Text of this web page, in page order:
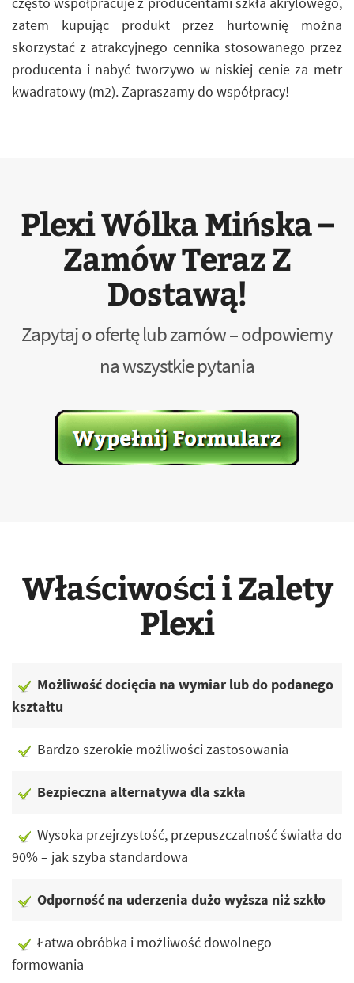
zatem kupując produkt przez hurtownię można
skorzystać z atrakcyjnego cennika stosowanego przez
producenta i nabyć tworzywo w niskiej cenie za metr
kwadratowy (m2). Zapraszamy do współpracy!
Plexi Wólka Mińska –
Zamów Teraz Z
Dostawą!
Zapytaj o ofertę lub zamów – odpowiemy
na wszystkie pytania
Właściwości i Zalety
Plexi
Możliwość docięcia na wymiar lub do podanego
kształtu
Bardzo szerokie możliwości zastosowania
Bezpieczna alternatywa dla szkła
Wysoka przejrzystość, przepuszczalność światła do
90% – jak szyba standardowa
Odporność na uderzenia dużo wyższa niż szkło
Łatwa obróbka i możliwość dowolnego
formowania